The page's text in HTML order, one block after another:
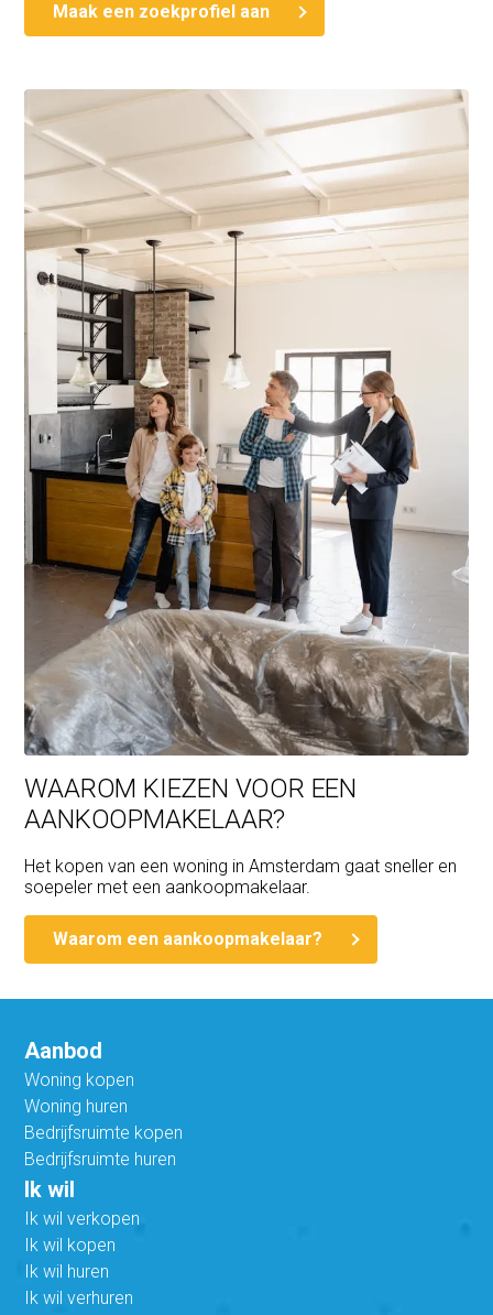
Maak een zoekprofiel aan
WAAROM KIEZEN VOOR EEN
AANKOOPMAKELAAR?
Het kopen van een woning in Amsterdam gaat sneller en
soepeler met een aankoopmakelaar.
Waarom een aankoopmakelaar?
Aanbod
Woning kopen
Woning huren
Bedrijfsruimte kopen
Bedrijfsruimte huren
Ik wil
Ik wil verkopen
Ik wil kopen
Ik wil huren
Ik wil verhuren